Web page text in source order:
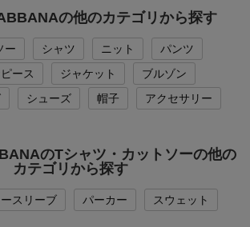
の他のカテゴリから探す
ー シャツ ニット
パンツ
ース ジャケット
ブルゾン
シューズ 帽子 アクセサリー
のTシャツ・カットソーの他の
カテゴリから探す
ースリーブ パーカー スウェット